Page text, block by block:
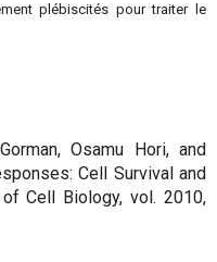
plébiscités pour traiter le
Osamu Hori, and
Cell Survival and
Cell Biology, vol. 2010,